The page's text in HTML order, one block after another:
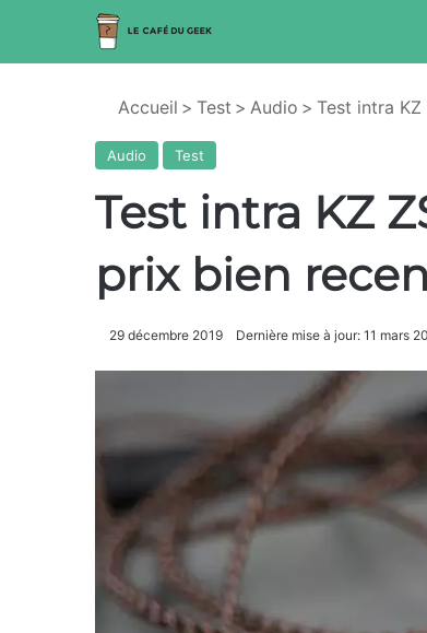
Accueil > Test > Audio > Test intra
Audio Test
Test intra KZ
prix bien
29 décembre 2019 Dernière mise à jour: 11 mars